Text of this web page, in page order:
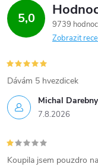
5,0
9739
Zobrazit
Michal Darebny
7.8.2026
Dávám 5 hvezdicek
Koupila jsem pouzdro